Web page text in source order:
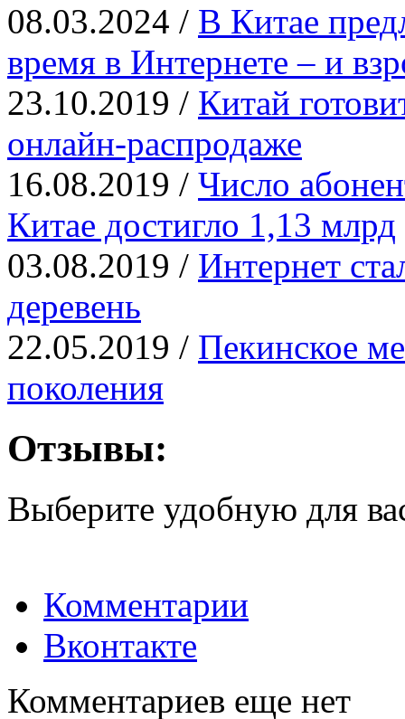
08.03.2024 / В Китае
время в Интернете – и
23.10.2019 / Китай
онлайн-распродаже
16.08.2019 / Число
Китае достигло 1,13 млрд
03.08.2019 / Интернет
деревень
22.05.2019 / Пекинское
поколения
Отзывы:
Выберите удобную для
Комментарии
Вконтакте
Комментариев еще нет